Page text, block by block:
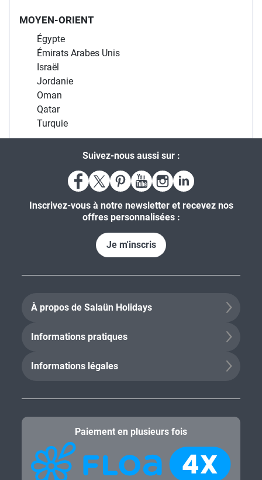
MOYEN-ORIENT
Égypte
Émirats Arabes Unis
Israël
Jordanie
Oman
Qatar
Turquie
Suivez-nous aussi sur :
Inscrivez-vous à notre newsletter et recevez nos
offres personnalisées :
Je m'inscris
À propos de Salaün Holidays
Informations pratiques
Informations légales
Paiement en plusieurs fois